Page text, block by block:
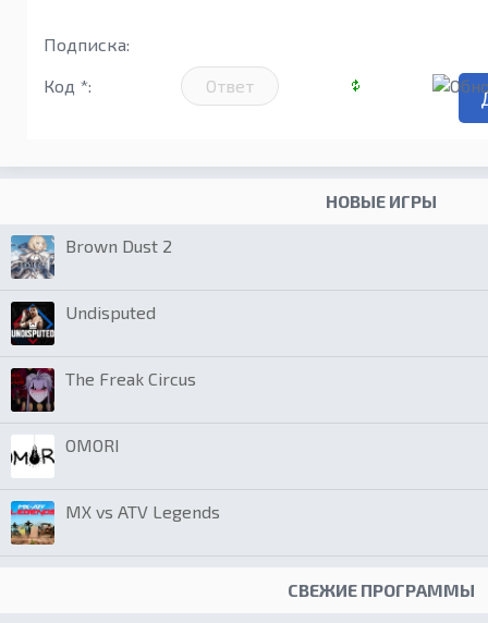
Подписка:
Код *:
НОВЫЕ ИГРЫ
Brown Dust 2
Undisputed
The Freak Circus
OMORI
MX vs ATV Legends
СВЕЖИЕ ПРОГРАММЫ